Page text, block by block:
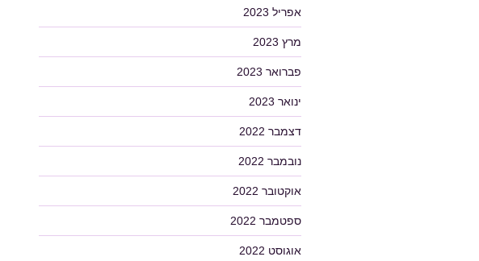
אפריל 2023
מרץ 2023
פברואר 2023
ינואר 2023
דצמבר 2022
נובמבר 2022
אוקטובר 2022
ספטמבר 2022
אוגוסט 2022